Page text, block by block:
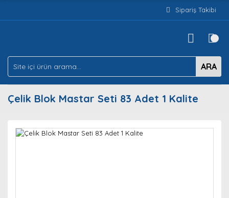
Sipariş Takibi
ARA
Çelik Blok Mastar Seti 83 Adet 1 Kalite